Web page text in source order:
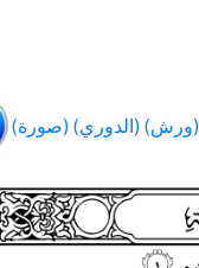
(ورش) (الدوري) (صورة)